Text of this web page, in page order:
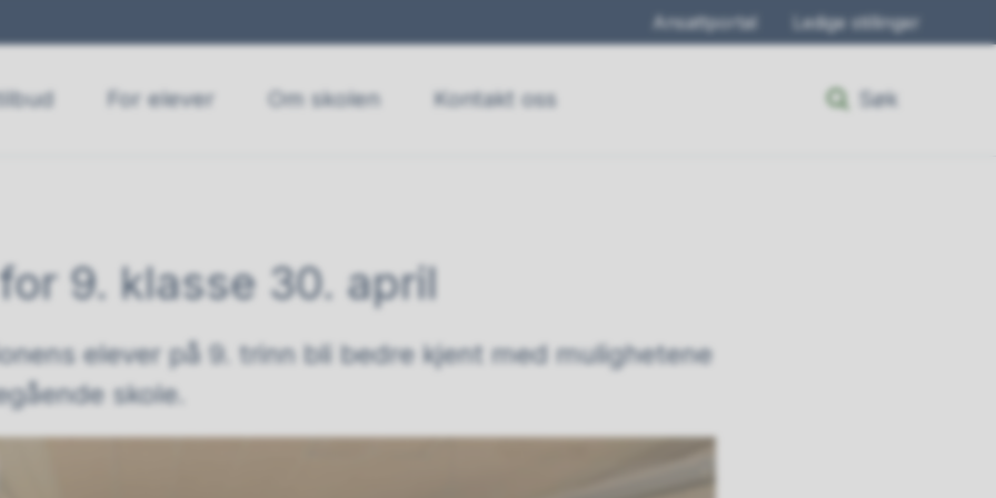
Ansattportal Ledige stillinger
For elever Om skolen Kontakt oss Søk
9. klasse 30. april
elever på 9. trinn bli bedre kjent med mulighetene
skole.